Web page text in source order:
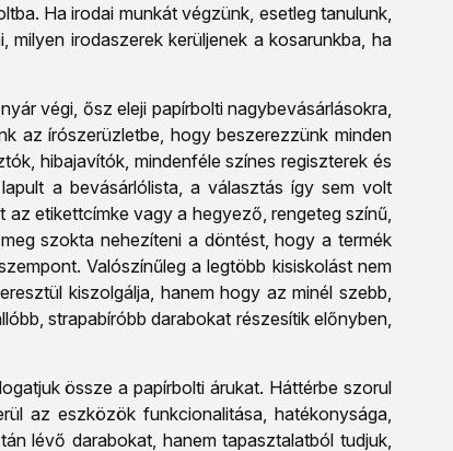
Ha irodai munkát végzünk, esetleg tanulunk,
irodaszerek kerüljenek a kosarunkba, ha
végi, ősz eleji papírbolti nagybevásárlásokra,
az írószerüzletbe, hogy beszerezzünk minden
hibajavítók, mindenféle színes regiszterek és
a bevásárlólista, a választás így sem volt
az etikettcímke vagy a hegyező, rengeteg színű,
szokta nehezíteni a döntést, hogy a termék
Valószínűleg a legtöbb kisiskolást nem
kiszolgálja, hanem hogy az minél szebb,
strapabíróbb darabokat részesítik előnyben,
össze a papírbolti árukat. Háttérbe szorul
az eszközök funkcionalitása, hatékonysága,
lévő darabokat, hanem tapasztalatból tudjuk,